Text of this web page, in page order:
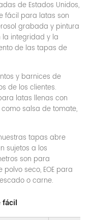
de Estados Unidos,
fácil para latas son
grabada y pintura
la integridad y la
de las tapas de
y barnices de
de los clientes.
latas llenas con
salsa de tomate,
tapas abre
sujetos a los
son para
seco, EOE para
o carne.
fácil